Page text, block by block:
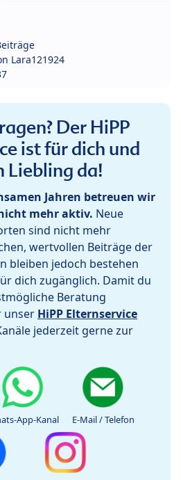
Lara121924
Der HiPP
ist für dich und
Liebling da!
Jahren betreuen wir
mehr aktiv. Neue
sind nicht mehr
wertvollen Beiträge der
bleiben jedoch bestehen
dich zugänglich. Damit du
Beratung
unser HiPP Elternservice
jederzeit gerne zur
App-Kanal E-Mail / Telefon